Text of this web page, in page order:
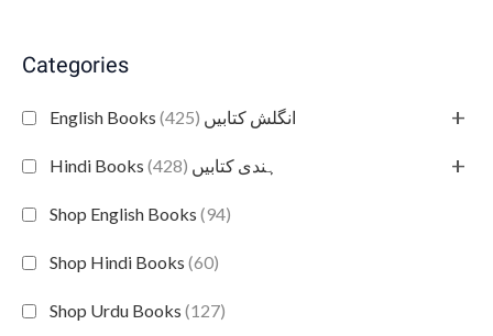
Categories
English Books انگلش کتابیں (425) +
Hindi Books ہندی کتابیں (428) +
Shop English Books (94)
Shop Hindi Books (60)
Shop Urdu Books (127)